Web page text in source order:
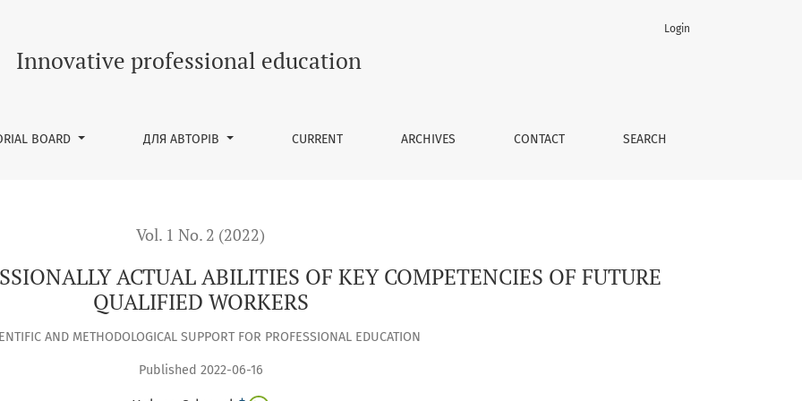
OF KEY COMPETENCIES OF FUTURE QUALIFIED WORKERS
Innovative professional education
BOARD ДЛЯ АВТОРІВ CURRENT ARCHIVES CONTACT SEARCH
Login
Vol. 1 No. 2 (2022)
ACTUAL ABILITIES OF KEY COMPETENCIES OF FUTURE
QUALIFIED WORKERS
AND METHODOLOGICAL SUPPORT FOR PROFESSIONAL EDUCATION
Published 2022-06-16